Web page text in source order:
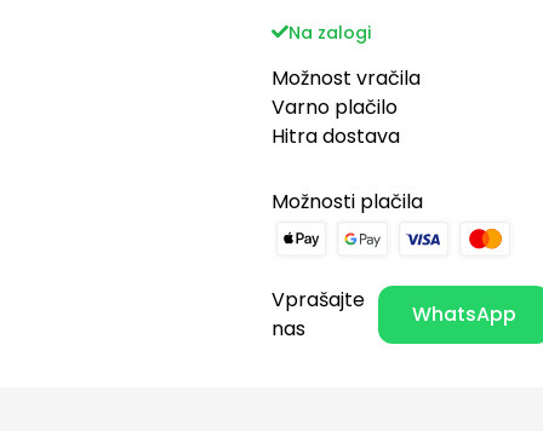
Na zalogi
Možnost vračila
Varno plačilo
Hitra dostava
Možnosti plačila
Vprašajte
nas
WhatsApp